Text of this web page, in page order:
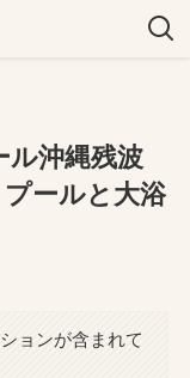
ル沖縄残波
ールと大浴
ョンが含まれて